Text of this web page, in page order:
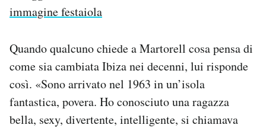
immagine festaiola
Quando qualcuno chiede a Martorell cosa pensa di
come sia cambiata Ibiza nei decenni, lui risponde
così. «Sono arrivato nel 1963 in un’isola
fantastica, povera. Ho conosciuto una ragazza
bella, sexy, divertente, intelligente, si chiamava